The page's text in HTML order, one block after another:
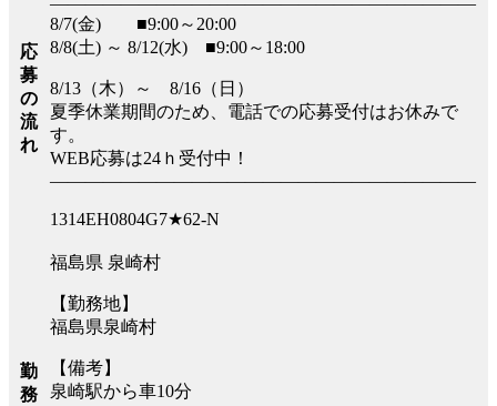
応
募
の
流
れ
8/7(金) ■9:00～20:00
8/8(土) ～ 8/12(水) ■9:00～18:00
8/13（木）～ 8/16（日）
夏季休業期間のため、電話での応募受付はお休みで
す。
WEB応募は24ｈ受付中！
――――――――――――――――――――――――
1314EH0804G7★62-N
勤
務
福島県 泉崎村
【勤務地】
福島県泉崎村
【備考】
泉崎駅から車10分